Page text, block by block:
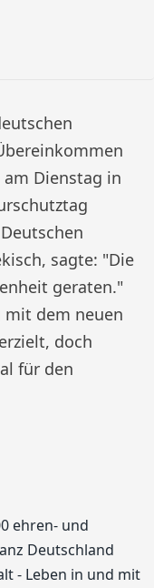
Dienstag in
sagte: "Die
geraten."
mit dem neuen
doch
für den
ehren- und
Deutschland
- Leben in und mit